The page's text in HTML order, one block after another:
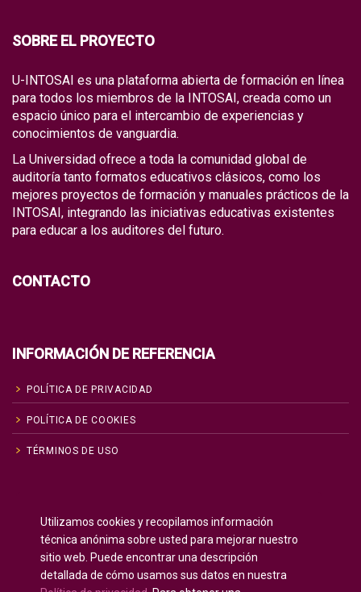
SOBRE EL PROYECTO
U-INTOSAI es una plataforma abierta de formación en línea
para todos los miembros de la INTOSAI, creada como un
espacio único para el intercambio de experiencias y
conocimientos de vanguardia.
La Universidad ofrece a toda la comunidad global de
auditoría tanto formatos educativos clásicos, como los
mejores proyectos de formación y manuales prácticos de la
INTOSAI, integrando las iniciativas educativas existentes
para educar a los auditores del futuro.
CONTACTO
INFORMACIÓN DE REFERENCIA
POLÍTICA DE PRIVACIDAD
POLÍTICA DE COOKIES
TÉRMINOS DE USO
Русский
Ruso)
Español
Français(Francés)
Utilizamos cookies y recopilamos información
técnica anónima sobre usted para mejorar nuestro
sitio web. Puede encontrar una descripción
detallada de cómo usamos sus datos en nuestra